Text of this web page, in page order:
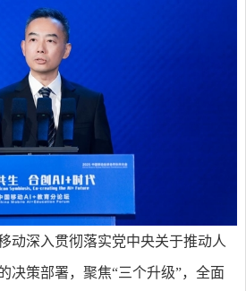
动深入贯彻落实党中央关于推动人
决策部署，聚焦“三个升级”，全面